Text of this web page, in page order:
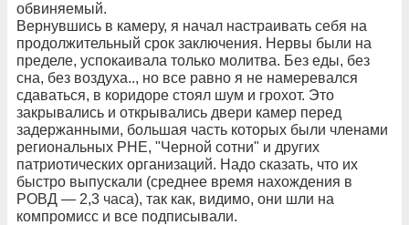
обвиняемый.
Вернувшись в камеру, я начал настраивать себя на
продолжительный срок заключения. Нервы были на
пределе, успокаивала только молитва. Без еды, без
сна, без воздуха.., но все равно я не намеревался
сдаваться, в коридоре стоял шум и грохот. Это
закрывались и открывались двери камер перед
задержанными, большая часть которых были членами
региональных РНЕ, "Черной сотни" и других
патриотических организаций. Надо сказать, что их
быстро выпускали (среднее время нахождения в
РОВД — 2,3 часа), так как, видимо, они шли на
компромисс и все подписывали.